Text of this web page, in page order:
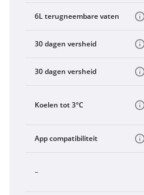
6L terugneembare vaten
30 dagen versheid
30 dagen versheid
Koelen tot 3°C
App compatibiliteit
-